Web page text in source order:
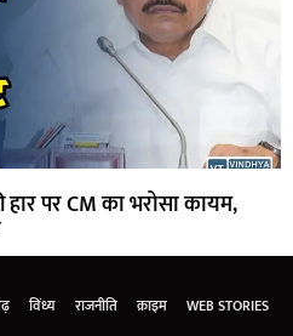
पर CM का भरोसा कायम,
विंध्य राजनीति क्राइम WEB STORIES